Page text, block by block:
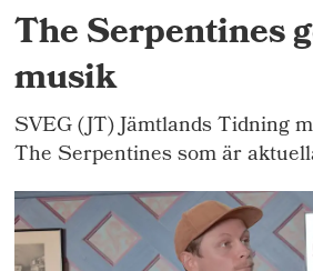
The Serpentines
musik
SVEG (JT) Jämtlands Tidning
The Serpentines som är